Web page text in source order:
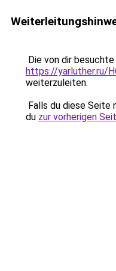
Die von dir
https://yarluther.ru/
weiterzuleiten.
Falls du diese Seite
du zur vorherigen